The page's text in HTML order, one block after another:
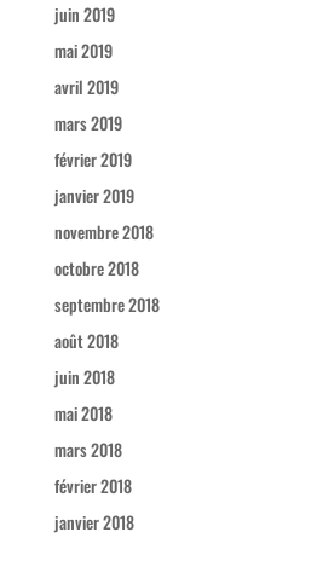
juin 2019
mai 2019
avril 2019
mars 2019
février 2019
janvier 2019
novembre 2018
octobre 2018
septembre 2018
août 2018
juin 2018
mai 2018
mars 2018
février 2018
janvier 2018